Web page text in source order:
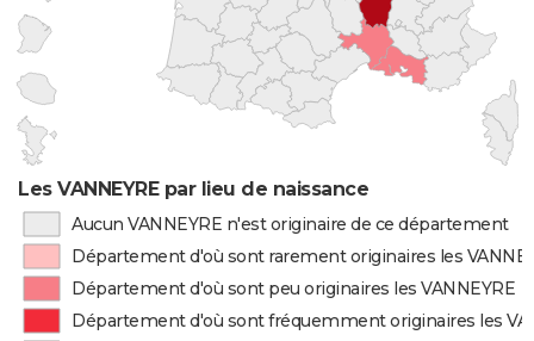
Les VANNEYRE par lieu de naissance
Aucun VANNEYRE n'est originaire de ce département
Département d'où sont rarement originaires les
Département d'où sont peu originaires les VANNEYRE
Département d'où sont fréquemment originaires les